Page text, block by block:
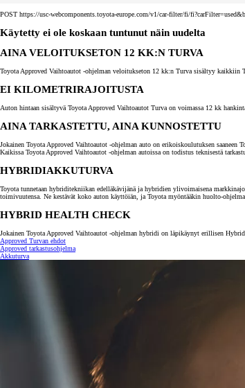
Alkaen
tai kuukausierä
POST https://usc-webcomponents.toyota-europe.com/v1/car-filter/fi/
Käytetty ei ole koskaan tuntunut näin uudelta
AINA VELOITUKSETON 12 KK:N TURVA
Toyota Approved Vaihtoautot -ohjelman veloitukseton 12 kk:n Turva sisältyy
EI KILOMETRIRAJOITUSTA
Auton hintaan sisältyvä Toyota Approved Vaihtoautot Turva on voimassa 12 kk
AINA TARKASTETTU, AINA KUNNOSTETTU
Jokainen Toyota Approved Vaihtoautot -ohjelman auto on erikoiskoulutuksen
Kaikissa Toyota Approved Vaihtoautot -ohjelman autoissa on todistus teknisestä
HYBRIDIAKKUTURVA
Toyota tunnetaan hybriditekniikan edelläkävijänä ja hybridien ylivoimaisena
toimivuutensa. Ne kestävät koko auton käyttöiän, ja Toyota myöntääkin huolto-
HYBRID HEALTH CHECK
Jokainen Toyota Approved Vaihtoautot -ohjelman hybridi on läpikäynyt erillisen
Approved Turvan ehdot
Approved tarkastusohjelma
Akkuturva